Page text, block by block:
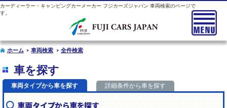
カーディーラー・キャンピングカーメーカー フジカーズジャパン 車両検索のページで
す。
ホーム 車両検索 全件検索
車を探す
車両タイプから車を探す 詳細条件から車を探す
車両タイプから車を探す